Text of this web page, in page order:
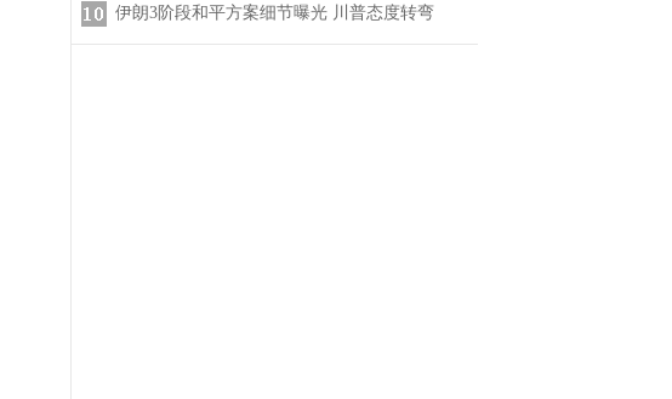
伊朗3阶段和平方案细节曝光 川普态度转弯